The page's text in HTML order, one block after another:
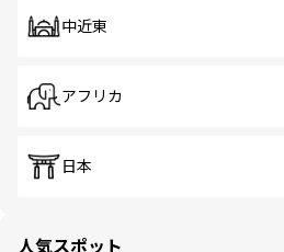
中近東
アフリカ
日本
人気スポット